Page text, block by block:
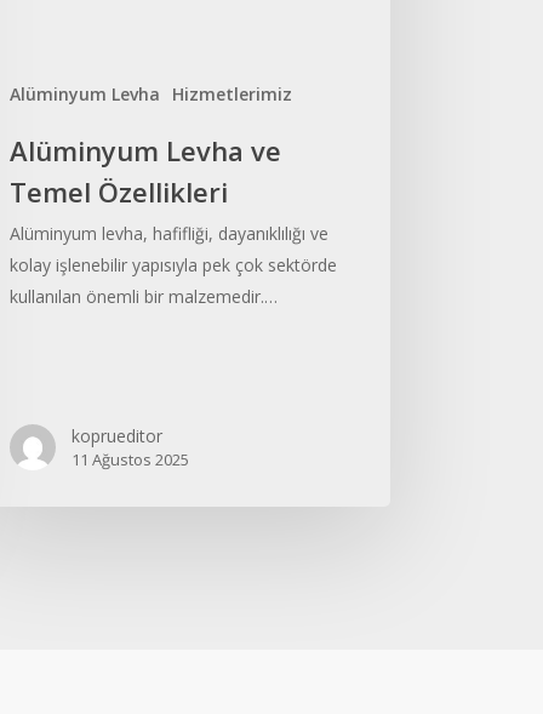
Alüminyum Levha Hizmetlerimiz
Alüminyum Levha ve
Temel Özellikleri
Alüminyum levha, hafifliği, dayanıklılığı ve
kolay işlenebilir yapısıyla pek çok sektörde
kullanılan önemli bir malzemedir.…
koprueditor
11 Ağustos 2025